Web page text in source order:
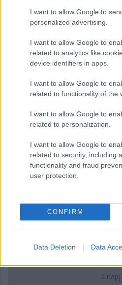
I want to allow Google to
personalized advertising.
I want to allow Google to
related to analytics like
device identifiers in apps.
I want to allow Google to
related to functionality of the
I want to allow Google to
related to personalization.
I want to allow Google to
related to security, including
functionality and fraud
user protection.
CONFIRM
Data Deletion Data
2
Ilyen lehet a jövő F1-es
szerint
2